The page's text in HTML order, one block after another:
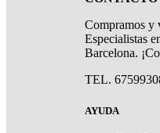
Compramos y
Especialistas
Barcelona.
TEL.
AYUDA